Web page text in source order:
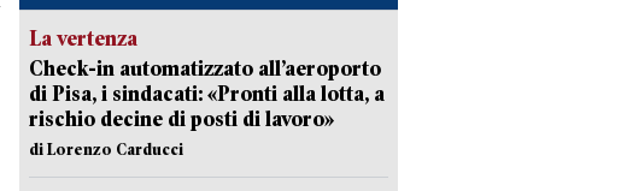
La vertenza
Check-in automatizzato all’aeroporto
di Pisa, i sindacati: «Pronti alla lotta, a
rischio decine di posti di lavoro»
di Lorenzo Carducci